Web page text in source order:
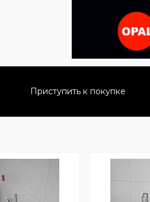
Приступить к покупке